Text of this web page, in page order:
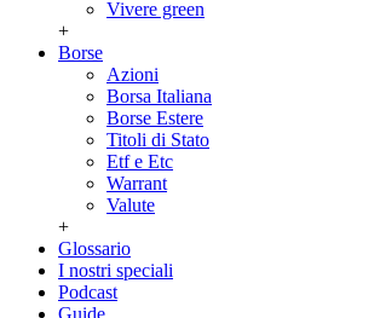
Vivere green
+
Borse
Azioni
Borsa Italiana
Borse Estere
Titoli di Stato
Etf e Etc
Warrant
Valute
+
Glossario
I nostri speciali
Podcast
Guide